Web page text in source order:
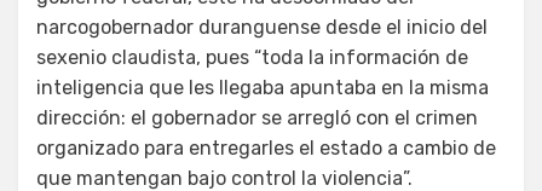
narcogobernador duranguense desde el inicio del
sexenio claudista, pues “toda la información de
inteligencia que les llegaba apuntaba en la misma
dirección: el gobernador se arregló con el crimen
organizado para entregarles el estado a cambio de
que mantengan bajo control la violencia”.